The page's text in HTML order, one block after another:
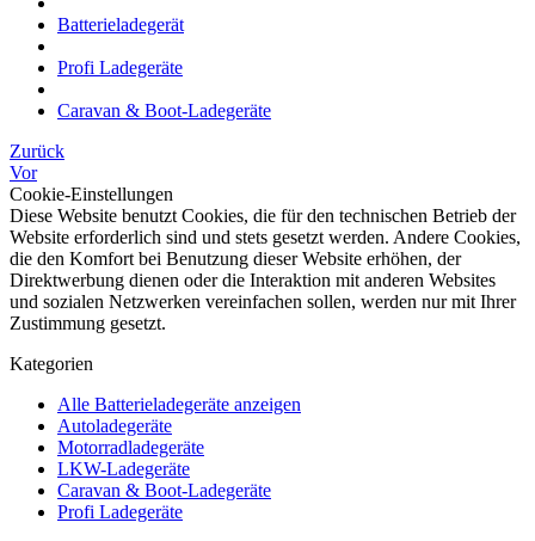
Batterieladegerät
Profi Ladegeräte
Caravan & Boot-Ladegeräte
Zurück
Vor
Cookie-Einstellungen
Diese Website benutzt Cookies, die für den technischen Betrieb der
Website erforderlich sind und stets gesetzt werden. Andere Cookies,
die den Komfort bei Benutzung dieser Website erhöhen, der
Direktwerbung dienen oder die Interaktion mit anderen Websites
und sozialen Netzwerken vereinfachen sollen, werden nur mit Ihrer
Zustimmung gesetzt.
Kategorien
Alle Batterieladegeräte anzeigen
Autoladegeräte
Motorradladegeräte
LKW-Ladegeräte
Caravan & Boot-Ladegeräte
Profi Ladegeräte